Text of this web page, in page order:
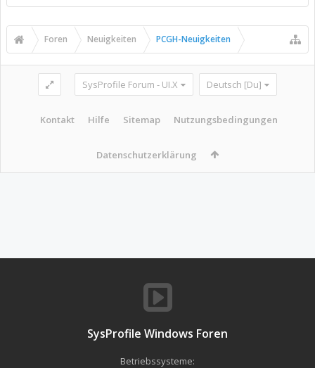
Foren Neuigkeiten PCGH-Neuigkeiten
SysProfile Forum - UI.X Deutsch [Du]
Kontakt Hilfe Sitemap Nutzungsbedingungen
Datenschutzerklärung
SysProfile Windows Foren
Betriebssysteme: